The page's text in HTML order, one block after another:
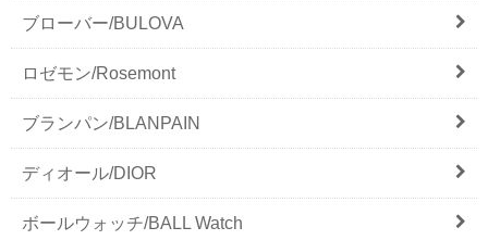
ブローバー/BULOVA
ロゼモン/Rosemont
ブランパン/BLANPAIN
ディオール/DIOR
ボールウォッチ/BALL Watch